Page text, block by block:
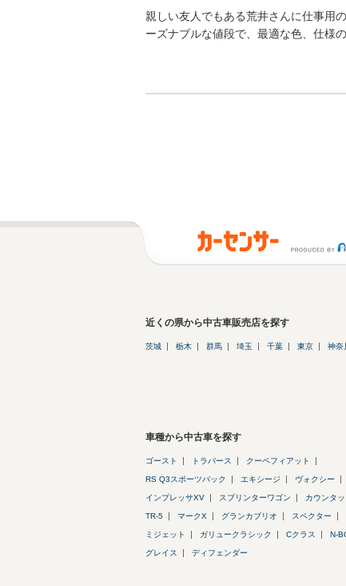
親しい友人でもある荒井さんに仕事用
ーズナブルな値段で、最適な色、仕様
近くの県から中古車販売店を探す
茨城 栃木 群馬 埼玉 千葉 東京 神奈
車種から中古車を探す
ゴースト トラバース クーペフィアット
RS Q3スポーツバック エキシージ ヴォクシー
インプレッサXV スプリンターワゴン カウンタッ
TR-5 マークX グランカブリオ スペクター
ミジェット ガリュークラシック Cクラス N-
グレイス ディフェンダー